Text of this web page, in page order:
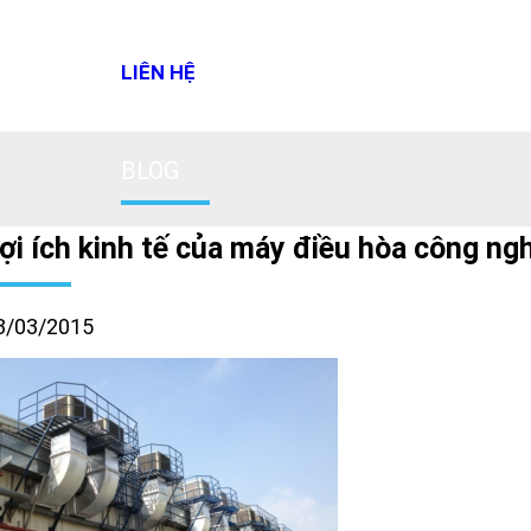
LIÊN HỆ
ích kinh tế của máy điều hòa công
03/2015